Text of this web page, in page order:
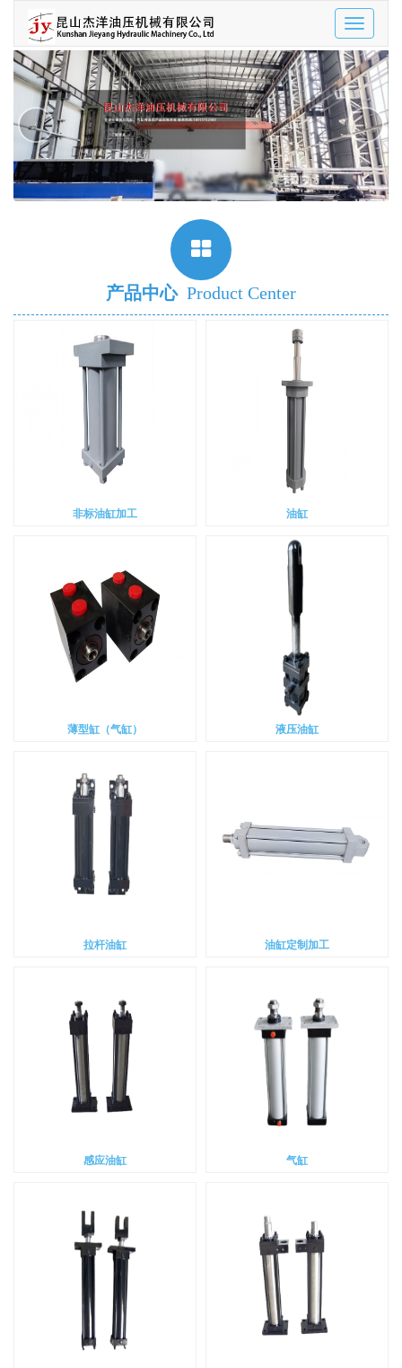
Toggle
‹ ›
产品中心 Product Center
非标油缸加工 油缸
薄型缸（气缸） 液压油缸
拉杆油缸 油缸定制加工
感应油缸 气缸